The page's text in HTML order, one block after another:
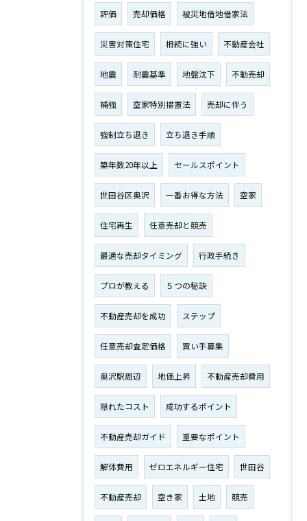
評価 売却価格 被災地借地借家法
災害対策住宅 相続に強い 不動産会社
地震 耐震基準 地盤沈下 不動売却
補強 空家特別措置法 売却に伴う
強制立ち退き 立ち退き手順
築年数20年以上 セールスポイント
世田谷区奥沢 一番お得な方法 空家
住宅再生 任意売却と競売
最適な売却タイミング 行政手続き
プロが教える ５つの秘訣
不動産売却を成功 ステップ
任意売却査定価格 買い手募集
奥沢駅周辺 地価上昇 不動産売却費用
隠れたコスト 成功するポイント
不動産売却ガイド 重要なポイント
解体費用 ゼロエネルギー住宅 世田谷
不動産売却 空き家 土地 競売